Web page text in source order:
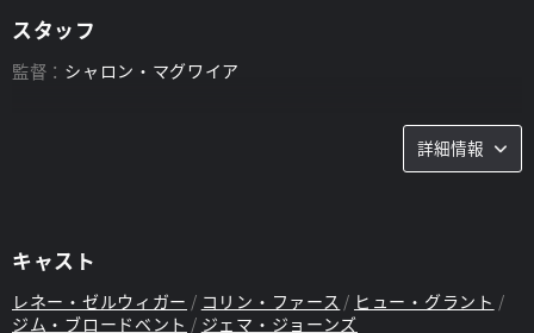
スタッフ
監督： シャロン・マグワイア
詳細情報
キャスト
レネー・ゼルウィガー コリン・ファース
ヒュー・グラント
ジム・ブロードベント
ジェマ・ジョーンズ